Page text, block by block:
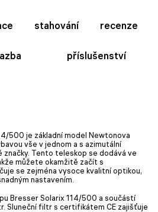
stahování recenze
příslušenství
500 je základní model Newtonova
vše v jednom a s azimutální
značky. Tento teleskop se dodává ve
můžete okamžitě začít s
se zejména vysoce kvalitní optikou,
nastavením.
Bresser Solarix 114/500 a součástí
Sluneční filtr s certifikátem CE zajišťuje